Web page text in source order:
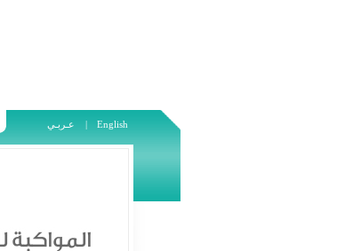
عـربـي | English